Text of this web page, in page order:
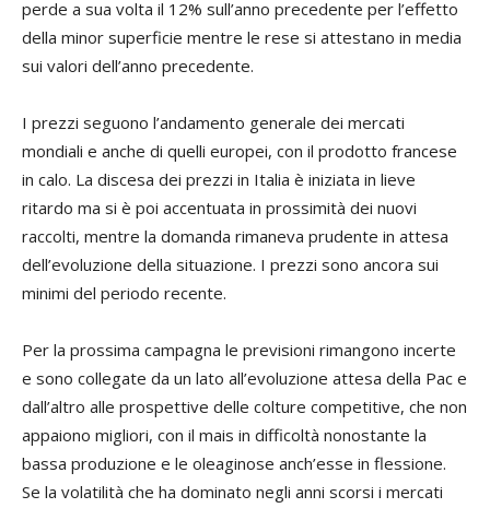
perde a sua volta il 12% sull’anno precedente per l’effetto
della minor superficie mentre le rese si attestano in media
sui valori dell’anno precedente.
I prezzi seguono l’andamento generale dei mercati
mondiali e anche di quelli europei, con il prodotto francese
in calo. La discesa dei prezzi in Italia è iniziata in lieve
ritardo ma si è poi accentuata in prossimità dei nuovi
raccolti, mentre la domanda rimaneva prudente in attesa
dell’evoluzione della situazione. I prezzi sono ancora sui
minimi del periodo recente.
Per la prossima campagna le previsioni rimangono incerte
e sono collegate da un lato all’evoluzione attesa della Pac e
dall’altro alle prospettive delle colture competitive, che non
appaiono migliori, con il mais in difficoltà nonostante la
bassa produzione e le oleaginose anch’esse in flessione.
Se la volatilità che ha dominato negli anni scorsi i mercati